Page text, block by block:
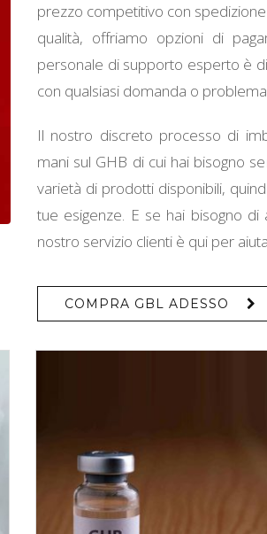
prezzo competitivo con
qualità, offriamo opzioni di
personale di supporto esperto è
con qualsiasi domanda o
Il nostro discreto processo di
mani sul GHB di cui hai bisogno
varietà di prodotti disponibili,
tue esigenze. E se hai bisogno
nostro servizio clienti è qui per
COMPRA GBL ADESSO